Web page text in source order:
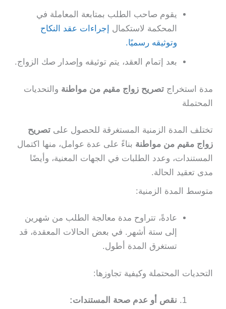
يقوم صاحب الطلب بمتابعة المعاملة في
المحكمة لاستكمال إجراءات عقد النكاح
وتوثيقه رسميًا.
بعد إتمام العقد، يتم توثيقه وإصدار صك الزواج.
مدة استخراجتصريح زواج مقيم من مواطنة والتحديات
المحتملة
تختلف المدة الزمنية المستغرقة للحصول علىتصريح
زواج مقيم من مواطنة بناءً على عدة عوامل، منها اكتمال
المستندات، وعدد الطلبات في الجهات المعنية، وأيضًا
مدى تعقيد الحالة.
متوسط المدة الزمنية:
عادةً، تتراوح مدة معالجة الطلب من شهرين
إلى ستة أشهر. في بعض الحالات المعقدة، قد
تستغرق المدة أطول.
التحديات المحتملة وكيفية تجاوزها:
نقص أو عدم صحة المستندات: